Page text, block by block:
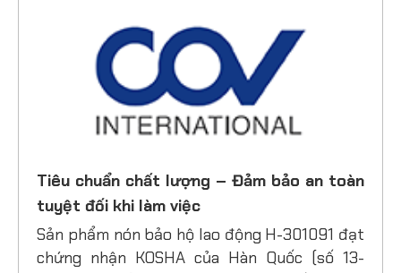
Tiêu chuẩn chất lượng – Đảm bảo an toàn
tuyệt đối khi làm việc
Sản phẩm nón bảo hộ lao động H-301091 đạt
chứng nhận KOSHA của Hàn Quốc (số 13-